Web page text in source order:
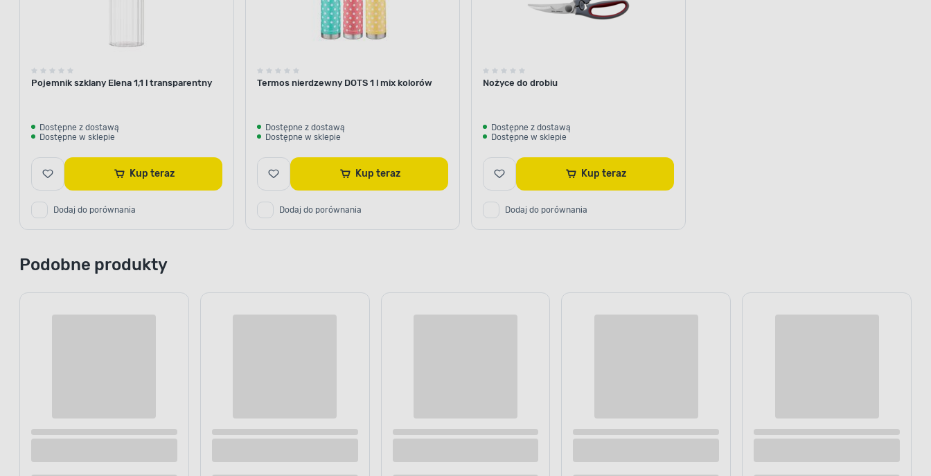
Pojemnik szklany Elena 1,1 l transparentny
Dostępne z dostawą
Dostępne w sklepie
Kup teraz
Dodaj do porównania
Termos nierdzewny DOTS 1 l mix kolorów
Dostępne z dostawą
Dostępne w sklepie
Kup teraz
Dodaj do porównania
Nożyce do drobiu
Dostępne z dostawą
Dostępne w sklepie
Kup teraz
Dodaj do porównania
Podobne produkty